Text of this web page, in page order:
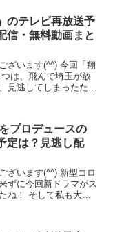
のテレビ再放送予
信・無料動画まと
ざいます(^^) 今回「翔
は、飛んで埼玉が放
見逃してしまったため
プロデュースの
定は？見逃し配
ざいます(^^) 新型コロ
ずに今回新ドラマがス
ね！ そして私も大好